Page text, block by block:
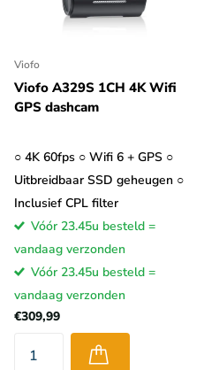
Viofo
Viofo A329S 1CH 4K Wifi
GPS dashcam
○ 4K 60fps ○ Wifi 6 + GPS ○
Uitbreidbaar SSD geheugen ○
Inclusief CPL filter
Vóór 23.45u besteld =
vandaag verzonden
Vóór 23.45u besteld =
vandaag verzonden
€309,99